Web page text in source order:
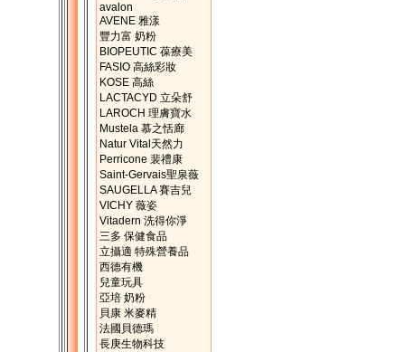
avalon
AVENE 雅漾
豐力富 奶粉
BIOPEUTIC 葆療美
FASIO 高絲彩妝
KOSE 高絲
LACTACYD 立朵舒
LAROCH 理膚寶水
Mustela 慕之恬廊
Natur Vital天然力
Perricone 裴禮康
Saint-Gervais聖泉薇
SAUGELLA 賽吉兒
VICHY 薇姿
Vitadern 洗得你淨
三多 保健食品
立攝適 特殊營養品
西德有機
兒童玩具
亞培 奶粉
貝康 米麥精
法國貝德瑪
長庚生物科技